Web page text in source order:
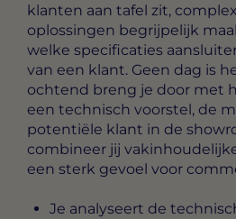
klanten aan tafel zit,
oplossingen begrijpelijk
welke specificaties
van een klant. Geen dag is
ochtend breng je door met
een technisch voorstel, de
potentiële klant in de
combineer jij
een sterk gevoel voor
Je analyseert de